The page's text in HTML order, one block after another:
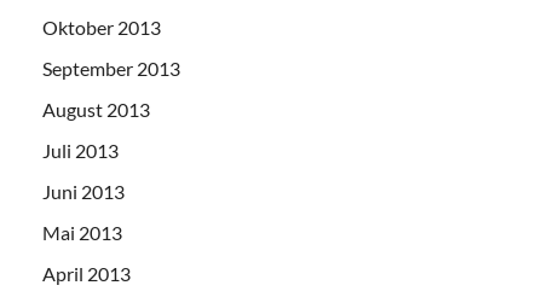
Oktober 2013
September 2013
August 2013
Juli 2013
Juni 2013
Mai 2013
April 2013